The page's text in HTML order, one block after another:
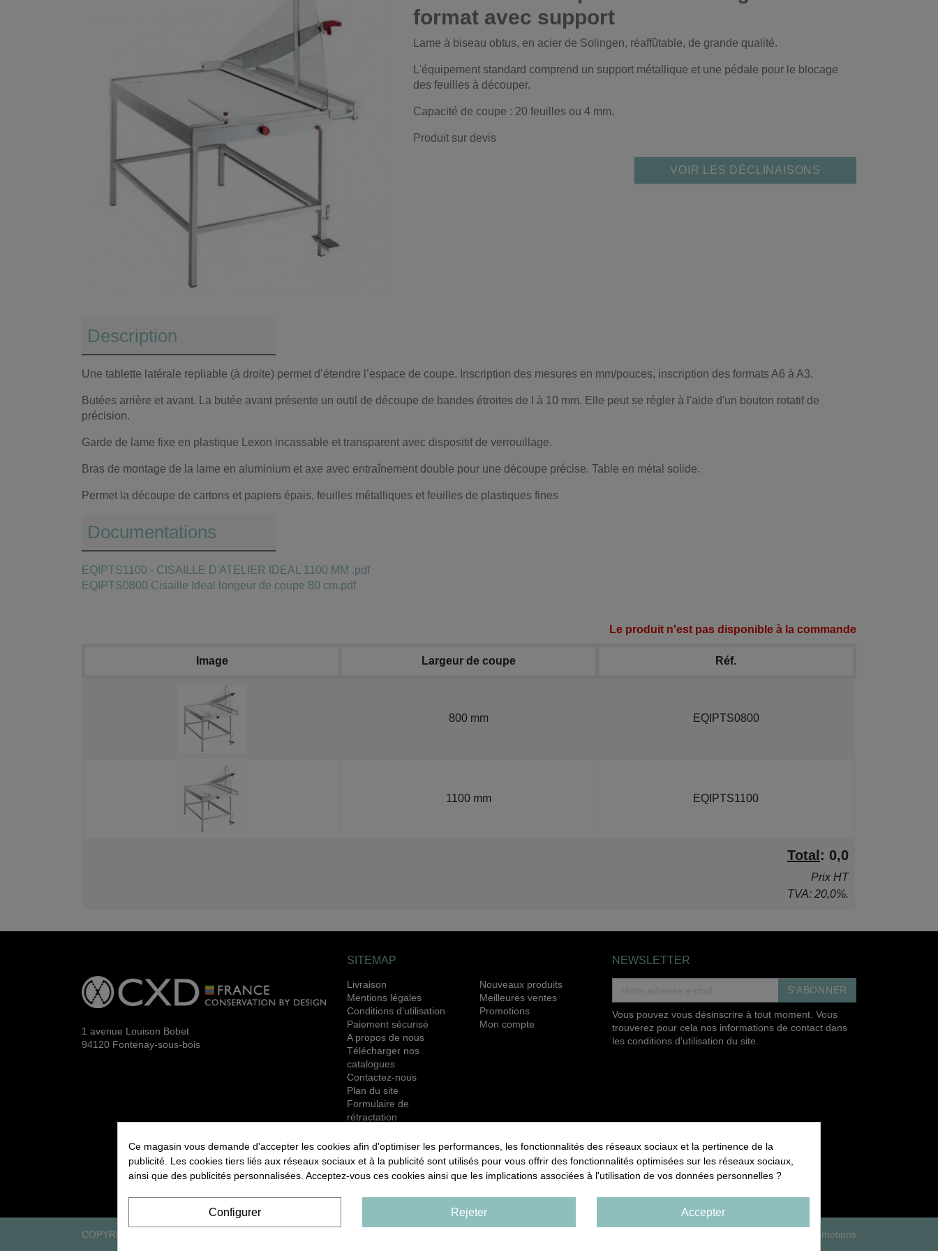
format avec support
Lame à biseau obtus, en acier de Solingen, réaffûtable, de grande qualité.
L'équipement standard comprend un support métallique et une pédale pour le blocage
des feuilles à découper.
Capacité de coupe : 20 feuilles ou 4 mm.
Produit sur devis
VOIR LES DÉCLINAISONS
Description
Une tablette latérale repliable (à droite) permet d’étendre l’espace de coupe. Inscription des mesures en mm/pouces, inscription des formats A6 à A3.
Butées arrière et avant. La butée avant présente un outil de découpe de bandes étroites de I à 10 mm. Elle peut se régler à l'aide d'un bouton rotatif de
précision.
Garde de lame fixe en plastique Lexon incassable et transparent avec dispositif de verrouillage.
Bras de montage de la lame en aluminium et axe avec entraînement double pour une découpe précise. Table en métal solide.
Permet la découpe de cartons et papiers épais, feuilles métalliques et feuilles de plastiques fines
Documentations
EQIPTS1100 - CISAILLE D'ATELIER IDEAL 1100 MM .pdf
EQIPTS0800 Cisaille Ideal longeur de coupe 80 cm.pdf
Le produit n'est pas disponible à la commande
Image Largeur de coupe Réf.
800 mm EQIPTS0800
1100 mm EQIPTS1100
Total : 0,0
Prix HT
TVA: 20,0%.
1 avenue Louison Bobet
94120 Fontenay-sous-bois
SITEMAP
Livraison
Mentions légales
Conditions d'utilisation
Paiement sécurisé
A propos de nous
Télécharger nos
catalogues
Contactez-nous
Plan du site
Formulaire de
rétractation
Nouveaux produits
Meilleures ventes
Promotions
Mon compte
NEWSLETTER
S’ABONNER
Vous pouvez vous désinscrire à tout moment. Vous
trouverez pour cela nos informations de contact dans
les conditions d'utilisation du site.
RETROUVEZ NOUS ÉGALEMENT SUR LES
RÉSEAUX SOCIAUX :
COPYRIGHT 2026 CXD FRANCE. TOUS DROITS RESERVÉS Promotions
Ce magasin vous demande d'accepter les cookies afin d'optimiser les performances, les fonctionnalités des réseaux sociaux et la pertinence de la
publicité. Les cookies tiers liés aux réseaux sociaux et à la publicité sont utilisés pour vous offrir des fonctionnalités optimisées sur les réseaux sociaux,
ainsi que des publicités personnalisées. Acceptez-vous ces cookies ainsi que les implications associées à l'utilisation de vos données personnelles ?
Configurer Rejeter Accepter